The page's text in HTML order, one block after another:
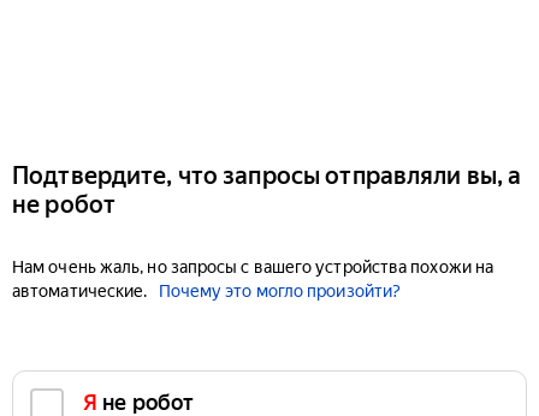
Подтвердите, что запросы отправляли вы, а
не робот
Нам очень жаль, но запросы с вашего устройства похожи на
автоматические.
Почему это могло произойти?
Я не робот